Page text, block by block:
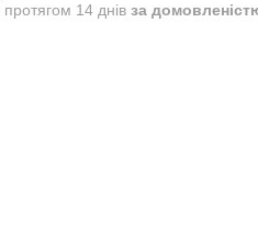
14 днів за